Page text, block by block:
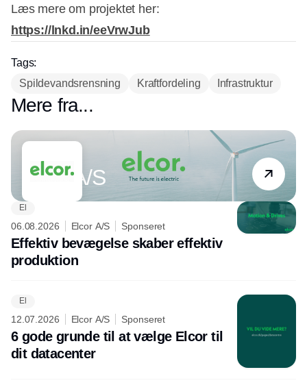
Læs mere om projektet her:
https://lnkd.in/eeVrwJub
Tags:
Spildevandsrensning
Kraftfordeling Infrastruktur
Mere fra...
Elcor A/S
El
06.08.2026 Elcor A/S Sponseret
Effektiv bevægelse skaber effektiv
produktion
El
12.07.2026 Elcor A/S Sponseret
6 gode grunde til at vælge Elcor til
dit datacenter